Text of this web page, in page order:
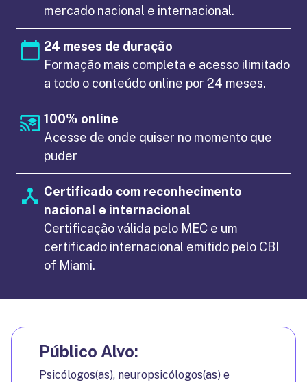
mercado nacional e internacional.
24 meses de duração
Formação mais completa e acesso ilimitado
a todo o conteúdo online por 24 meses.
100% online
Acesse de onde quiser no momento que
puder
Certificado com reconhecimento
nacional e internacional
Certificação válida pelo MEC e um
certificado internacional emitido pelo CBI
of Miami.
Público Alvo:
Psicólogos(as), neuropsicólogos(as) e